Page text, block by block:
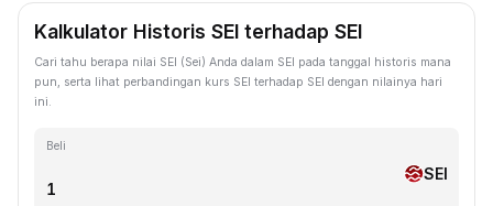
Kalkulator Historis SEI terhadap SEI
Cari tahu berapa nilai SEI (Sei) Anda dalam SEI pada tanggal historis mana
pun, serta lihat perbandingan kurs SEI terhadap SEI dengan nilainya hari
ini.
Beli
SEI